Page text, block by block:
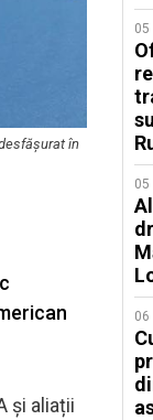
în
și aliații
05
05
06